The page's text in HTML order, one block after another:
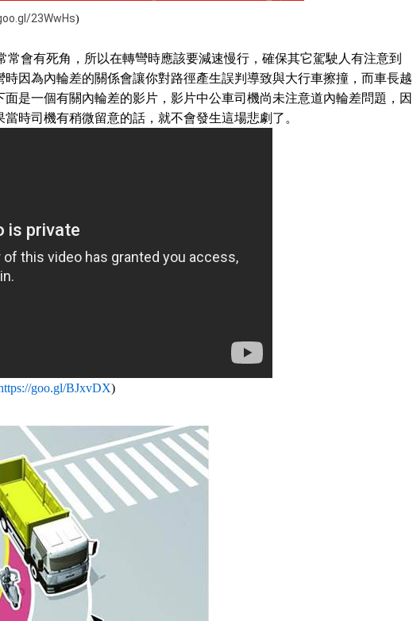
23WwHs)
常會有死角，所以在轉彎時應該要減速慢行，確保其它駕駛人有注意到
因為內輪差的關係會讓你對路徑產生誤判導致與大行車擦撞，而車長越
是一個有關內輪差的影片，影片中公車司機尚未注意道內輪差問題，因
時司機有稍微留意的話，就不會發生這場悲劇了。
goo.gl/BJxvDX)